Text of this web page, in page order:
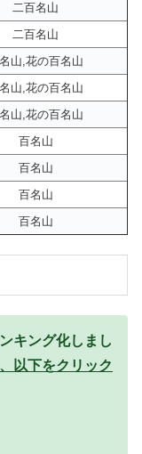
二百名山
二百名山
山,花の百名山
山,花の百名山
山,花の百名山
百名山
百名山
百名山
百名山
キング化しまし
以下をクリック